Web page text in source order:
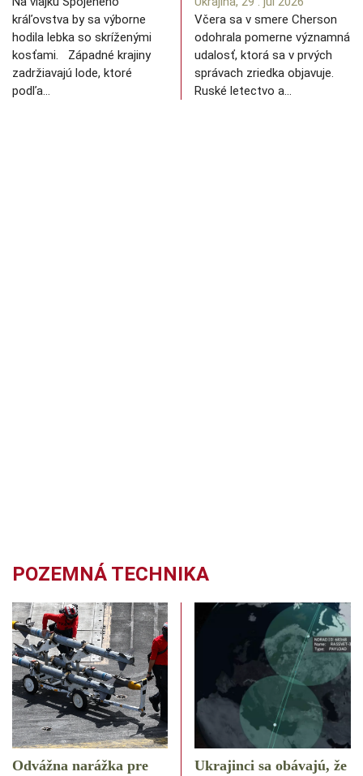
kráľovstva by sa výborne
hodila lebka so skríženými
kosťami. Západné krajiny
zadržiavajú lode, ktoré
podľa…
Včera sa v smere Cherson
odohrala pomerne významná
udalosť, ktorá sa v prvých
správach zriedka objavuje.
Ruské letectvo a…
POZEMNÁ TECHNIKA
Odvážna narážka pre
Ukrajinci sa obávajú, že